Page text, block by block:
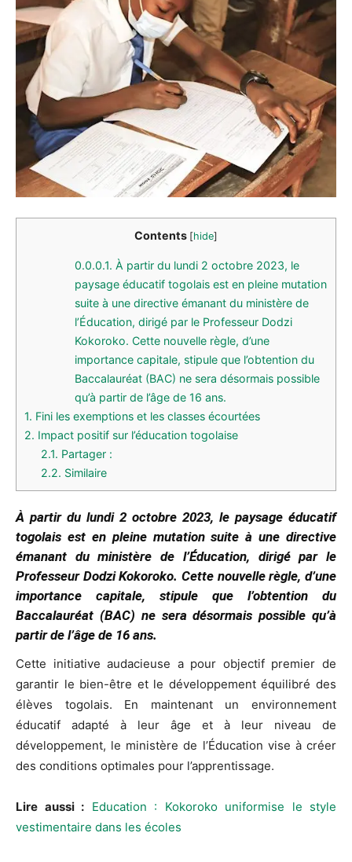
Contents [hide]
0.0.0.1. À partir du lundi 2 octobre 2023, le
paysage éducatif togolais est en pleine mutation
suite à une directive émanant du ministère de
l’Éducation, dirigé par le Professeur Dodzi
Kokoroko. Cette nouvelle règle, d’une
importance capitale, stipule que l’obtention du
Baccalauréat (BAC) ne sera désormais possible
qu’à partir de l’âge de 16 ans.
1. Fini les exemptions et les classes écourtées
2. Impact positif sur l’éducation togolaise
2.1. Partager :
2.2. Similaire
À partir du lundi 2 octobre 2023, le paysage éducatif
togolais est en pleine mutation suite à une directive
émanant du ministère de l’Éducation, dirigé par le
Professeur Dodzi Kokoroko. Cette nouvelle règle, d’une
importance capitale, stipule que l’obtention du
Baccalauréat (BAC) ne sera désormais possible qu’à
partir de l’âge de 16 ans.
Cette initiative audacieuse a pour objectif premier de
garantir le bien-être et le développement équilibré des
élèves togolais. En maintenant un environnement
éducatif adapté à leur âge et à leur niveau de
développement, le ministère de l’Éducation vise à créer
des conditions optimales pour l’apprentissage.
Lire aussi : Education : Kokoroko uniformise le style
vestimentaire dans les écoles